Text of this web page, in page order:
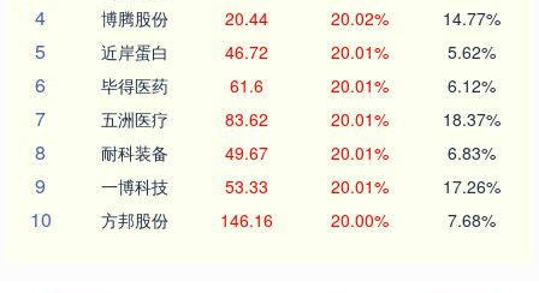
4 博腾股份 20.44 20.02% 14.77%
5 近岸蛋白 46.72 20.01% 5.62%
6 毕得医药 61.6 20.01% 6.12%
7 五洲医疗 83.62 20.01% 18.37%
8 耐科装备 49.67 20.01% 6.83%
9 一博科技 53.33 20.01% 17.26%
10 方邦股份 146.16 20.00% 7.68%